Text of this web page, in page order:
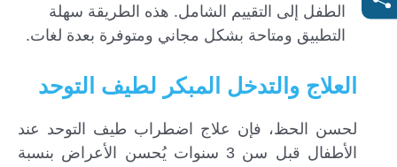
الطفل إلى التقييم الشامل. هذه الطريقة سهلة
التطبيق ومتاحة بشكل مجاني ومتوفرة بعدة لغات.
العلاج والتدخل المبكر لطيف التوحد
لحسن الحظ، فإن علاج اضطراب طيف التوحد عند
الأطفال قبل سن 3 سنوات يُحسن الأعراض بنسبة